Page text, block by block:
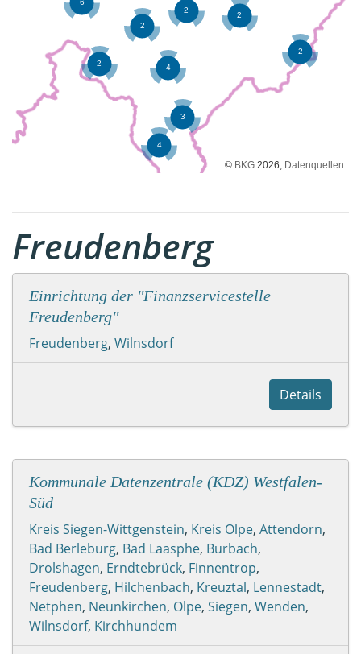
© BKG 2026, Datenquellen
Freudenberg
Einrichtung der "Finanzservicestelle
Freudenberg"
Freudenberg, Wilnsdorf
Details
Kommunale Datenzentrale (KDZ) Westfalen-
Süd
Kreis Siegen-Wittgenstein, Kreis Olpe, Attendorn,
Bad Berleburg, Bad Laasphe, Burbach,
Drolshagen, Erndtebrück, Finnentrop,
Freudenberg, Hilchenbach, Kreuztal, Lennestadt,
Netphen, Neunkirchen, Olpe, Siegen, Wenden,
Wilnsdorf, Kirchhundem